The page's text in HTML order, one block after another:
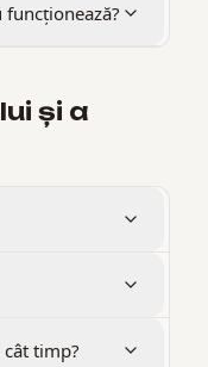
funcționează?
și a
timp?